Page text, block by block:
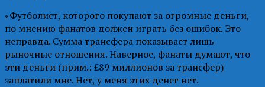
«Футболист, которого покупают за огромные деньги,
по мнению фанатов должен играть без ошибок. Это
неправда. Сумма трансфера показывает лишь
рыночные отношения. Наверное, фанаты думают, что
эти деньги (прим.: £89 миллионов за трансфер)
заплатили мне. Нет, у меня этих денег нет.